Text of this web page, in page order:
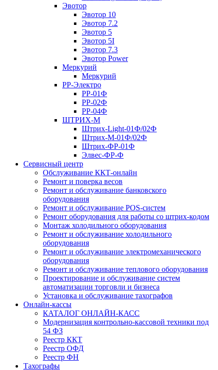
Эвотор
Эвотор 10
Эвотор 7.2
Эвотор 5
Эвотор 5I
Эвотор 7.3
Эвотор Power
Меркурий
Меркурий
РР-Электро
РР-01Ф
РР-02Ф
РР-04Ф
ШТРИХ-М
Штрих-Light-01Ф/02Ф
Штрих-М-01Ф/02Ф
Штрих-ФР-01Ф
Элвес-ФР-Ф
Сервисный центр
Обслуживание ККТ-онлайн
Ремонт и поверка весов
Ремонт и обслуживание банковского
оборудования
Ремонт и обслуживание POS-систем
Ремонт оборудования для работы со штрих-кодом
Монтаж холодильного оборудования
Ремонт и обслуживание холодильного
оборудования
Ремонт и обслуживание электромеханического
оборудования
Ремонт и обслуживание теплового оборудования
Проектирование и обслуживание систем
автоматизации торговли и бизнеса
Установка и обслуживание тахографов
Онлайн-кассы
КАТАЛОГ ОНЛАЙН-КАСС
Модернизация контрольно-кассовой техники под
54 ФЗ
Реестр ККТ
Реестр ОФД
Реестр ФН
Тахографы